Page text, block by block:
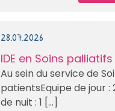
28.07.2026
IDE en Soins
Au sein du service de
patientsEquipe de jour :
de nuit : 1 [...]